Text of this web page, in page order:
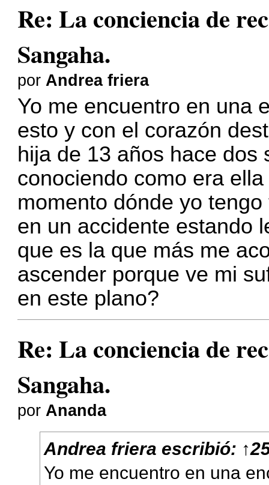
Re: La conciencia de
Sangaha.
porAndrea friera
Yo me encuentro en una
esto y con el corazón
hija de 13 años hace
conociendo como era
momento dónde yo
en un accidente estando
que es la que más me
ascender porque ve mi
en este plano?
Re: La conciencia de
Sangaha.
porAnanda
Andrea friera escribió: ↑
Yo me encuentro en una